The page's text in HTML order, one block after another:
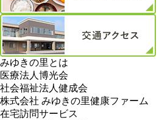
みゆきの里とは
医療法人博光会
社会福祉法人健成会
株式会社 みゆきの里健康ファーム
在宅訪問サービス